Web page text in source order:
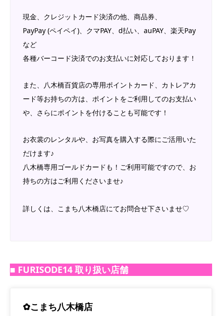
現金、クレジットカード決済の他、商品券、
PayPay (ペイペイ)、クマPAY、d払い、auPAY、楽天Pay
など
各種バーコード決済でのお支払いに対応しております！
また、八木橋百貨店の専用ポイントカード、カトレアカ
ード等お持ちの方は、ポイントをご利用してのお支払い
や、さらにポイントを付けることも可能です！
お衣裳のレンタルや、お写真を購入する際にご活用いた
だけます♪
八木橋専用ゴールドカードも！ご利用可能ですので、お
持ちの方はご利用くださいませ♪
詳しくは、こまち八木橋店にてお問合せ下さいませ♡
■ FURISODE14 取り扱い店舗
✿こまち八木橋店